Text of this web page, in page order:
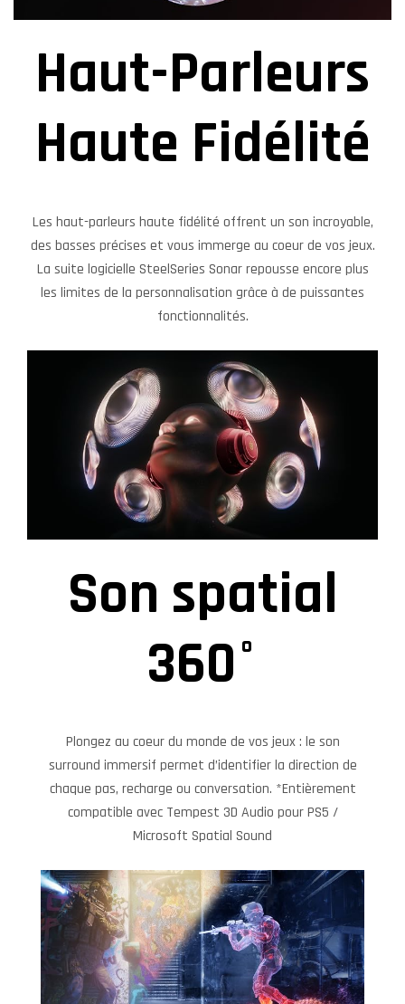
Haut-Parleurs
Haute Fidélité
Les haut-parleurs haute fidélité offrent un son incroyable,
des basses précises et vous immerge au coeur de vos jeux.
La suite logicielle SteelSeries Sonar repousse encore plus
les limites de la personnalisation grâce à de puissantes
fonctionnalités.
Son spatial
360°
Plongez au coeur du monde de vos jeux : le son
surround immersif permet d’identifier la direction de
chaque pas, recharge ou conversation. *Entièrement
compatible avec Tempest 3D Audio pour PS5 /
Microsoft Spatial Sound